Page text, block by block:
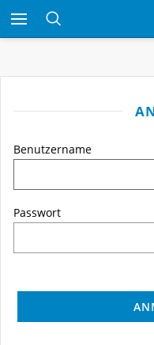
Benutzername
Passwort